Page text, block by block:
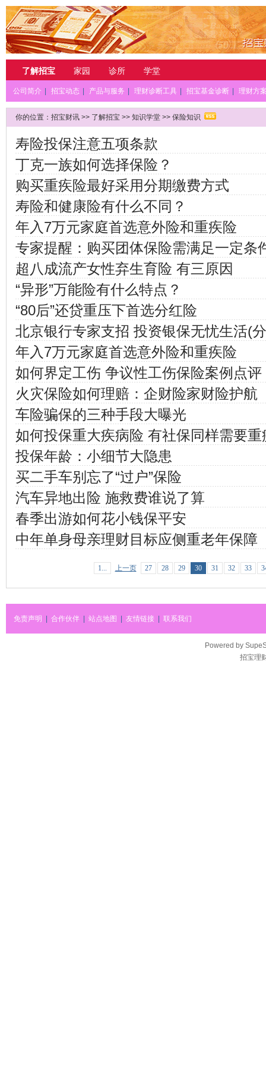
了解招宝 家园 诊所 学堂
公司简介 招宝动态 产品与服务 理财诊断工具 招宝基金诊断 理财方
你的位置： 招宝财讯 >> 了解招宝 >> 知识学堂 >> 保险知识
寿险投保注意五项条款
丁克一族如何选择保险？
购买重疾险最好采用分期缴费方式
寿险和健康险有什么不同？
年入7万元家庭首选意外险和重疾险
专家提醒：购买团体保险需满足一定条
超八成流产女性弃生育险 有三原因
“异形”万能险有什么特点？
“80后”还贷重压下首选分红险
北京银行专家支招 投资银保无忧生活(
年入7万元家庭首选意外险和重疾险
如何界定工伤 争议性工伤保险案例点评
火灾保险如何理赔：企财险家财险护航
车险骗保的三种手段大曝光
如何投保重大疾病险 有社保同样需要重
投保年龄：小细节大隐患
买二手车别忘了“过户”保险
汽车异地出险 施救费谁说了算
春季出游如何花小钱保平安
中年单身母亲理财目标应侧重老年保障
1... 上一页 27 28 29 30 31 32 33
免责声明 合作伙伴 站点地图 友情链接 联系我们
Powered by
招宝理